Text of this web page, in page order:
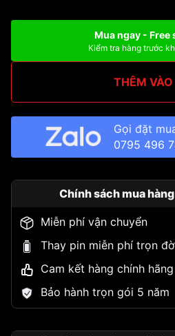
Mua ngay - Free
Kiểm tra hàng trước
THÊM VÀO
Gọi đặt
0795 496
Chính sách mua
Miễn phí vận chuyển
Thay pin miễn phí trọn
Cam kết hàng chính hãng
Bảo hành trọn gói 5 năm